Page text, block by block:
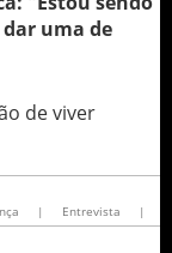
uma de
de viver
| Entrevista |